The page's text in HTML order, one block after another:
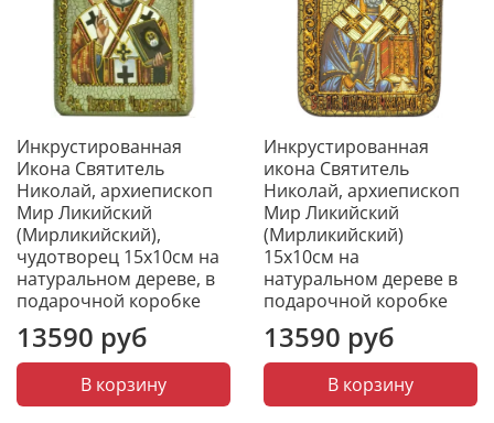
Икона выполнена на натуральной деревянной
доске, изготовленной из массива мореного дуба.
Образ откопирован с авторского списка методом.
получившим одобрение русской православной
исользовались специальные фронтажные грунты,
выравнивающие лаки и темперные краски. Венец и
поля иконы вручную украшены рельефным
орнаментом и натуральным жемчугом.
К каждой иконе прилагается номерное
свидетельство с полной информацией о ней. Каждая
икона поставляется в подарочной шкатулке.
Икона - лучший подарок, потому что, даря
икону, мы выражаем человеку высшую степень
христианской любви – пожелание спасения
души.
Инкрустированная
Икона Святитель
Николай, архиепископ
Мир Ликийский
(Мирликийский),
чудотворец 15х10см на
натуральном дереве, в
подарочной коробке
13590 руб
В корзину
Инкрустированная
икона Святитель
Николай, архиепископ
Мир Ликийский
(Мирликийский)
15х10см на
натуральном дереве в
подарочной коробке
13590 руб
В корзину